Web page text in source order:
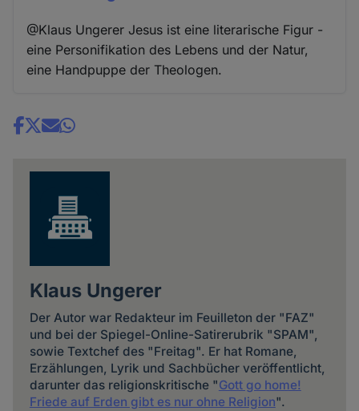
@Klaus Ungerer Jesus ist eine literarische Figur -
eine Personifikation des Lebens und der Natur,
eine Handpuppe der Theologen.
Share
Klaus Ungerer
Der Autor war Redakteur im Feuilleton der "FAZ"
und bei der Spiegel-Online-Satirerubrik "SPAM",
sowie Textchef des "Freitag". Er hat Romane,
Erzählungen, Lyrik und Sachbücher veröffentlicht,
darunter das religionskritische "Gott go home!
Friede auf Erden gibt es nur ohne Religion".